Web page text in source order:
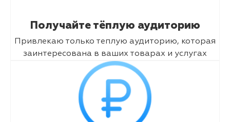
Получайте тёплую аудиторию
Привлекаю только теплую аудиторию, которая
заинтересована в ваших товарах и услугах